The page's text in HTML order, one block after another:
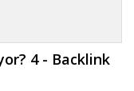
4 - Backlink